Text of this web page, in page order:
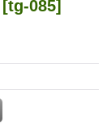
[tg-085]